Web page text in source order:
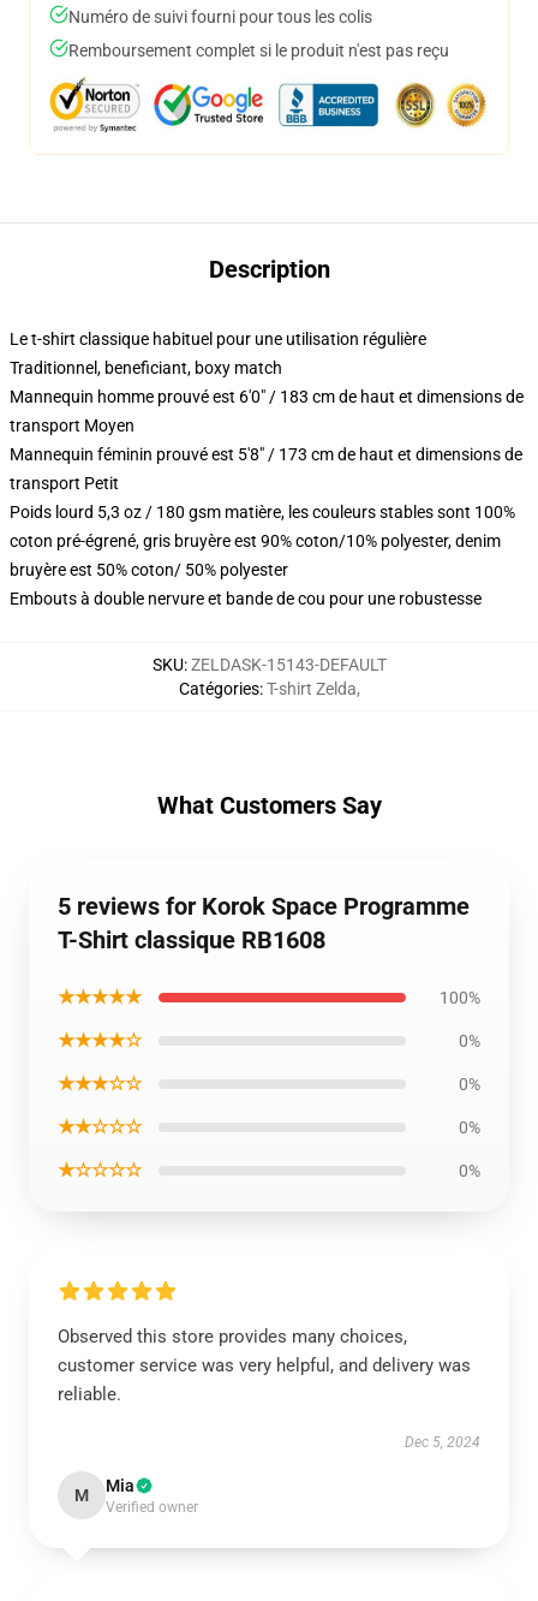
Numéro de suivi fourni pour tous les colis
Remboursement complet si le produit n'est pas reçu
Description
Le t-shirt classique habituel pour une utilisation régulière
Traditionnel, beneficiant, boxy match
Mannequin homme prouvé est 6'0" / 183 cm de haut et dimensions de
transport Moyen
Mannequin féminin prouvé est 5'8" / 173 cm de haut et dimensions de
transport Petit
Poids lourd 5,3 oz / 180 gsm matière, les couleurs stables sont 100%
coton pré-égrené, gris bruyère est 90% coton/10% polyester, denim
bruyère est 50% coton/ 50% polyester
Embouts à double nervure et bande de cou pour une robustesse
SKU:ZELDASK-15143-DEFAULT
Catégories:T-shirt Zelda,
What Customers Say
5 reviews for Korok Space Programme
T-Shirt classique RB1608
★★★★★ 100%
★★★★☆ 0%
★★★☆☆ 0%
★★☆☆☆ 0%
★☆☆☆☆ 0%
Observed this store provides many choices,
customer service was very helpful, and delivery was
reliable.
Dec 5, 2024
M Mia
Verified owner